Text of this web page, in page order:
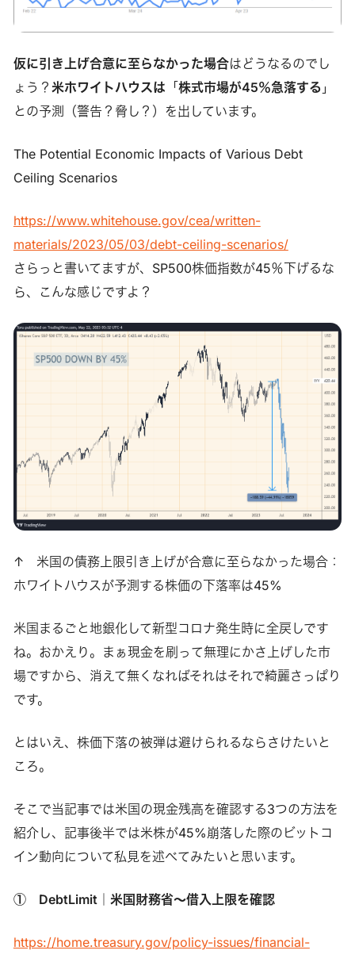
仮に引き上げ合意に至らなかった場合はどうなるのでし
ょう？ 米ホワイトハウスは 「株式市場が45％急落する 」
との予測（警告？脅し？）を出しています。
The Potential Economic Impacts of Various Debt
Ceiling Scenarios
https://www.whitehouse.gov/cea/written-
materials/2023/05/03/debt-ceiling-scenarios/
さらっと書いてますが、SP500株価指数が45％下げるな
ら、こんな感じですよ？
↑ 米国の債務上限引き上げが合意に至らなかった場合：
ホワイトハウスが予測する株価の下落率は45%
米国まるごと地銀化して新型コロナ発生時に全戻しです
ね。おかえり。まぁ現金を刷って無理にかさ上げした市
場ですから、消えて無くなればそれはそれで綺麗さっぱり
です。
とはいえ、株価下落の被弾は避けられるならさけたいと
ころ。
そこで当記事では米国の現金残高を確認する3つの方法を
紹介し、記事後半では米株が45%崩落した際のビットコ
イン動向について私見を述べてみたいと思います。
① DebtLimit｜米国財務省～借入上限を確認
https://home.treasury.gov/policy-issues/financial-